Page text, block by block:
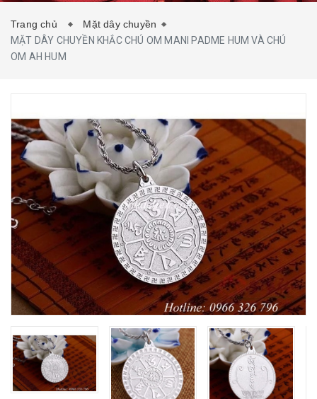
Trang chủ
Mặt dây chuyền
MẶT DÂY CHUYỀN KHẮC CHÚ OM MANI PADME HUM VÀ CHÚ
OM AH HUM